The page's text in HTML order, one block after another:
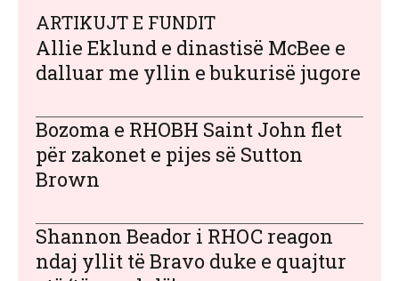
ARTIKUJT E FUNDIT
Allie Eklund e dinastisë McBee e
dalluar me yllin e bukurisë jugore
Bozoma e RHOBH Saint John flet
për zakonet e pijes së Sutton
Brown
Shannon Beador i RHOC reagon
ndaj yllit të Bravo duke e quajtur